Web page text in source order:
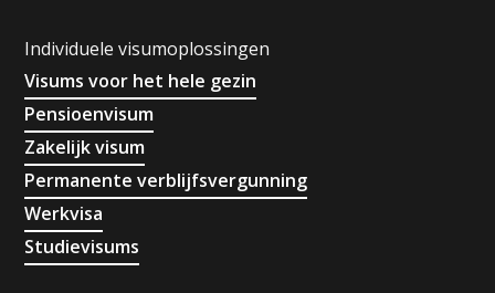
Individuele visumoplossingen
Visums voor het hele gezin
Pensioenvisum
Zakelijk visum
Permanente verblijfsvergunning
Werkvisa
Studievisums